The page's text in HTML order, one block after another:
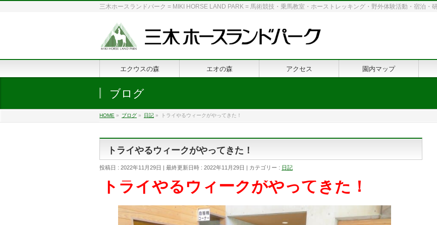
三木ホースランドパーク = MIKI HORSE LAND PARK = 馬術競技・乗馬教室・ホーストレッキング・野外体験活動・宿泊・
エクウスの森 エオの森 アクセス 園内マップ
ブログ
HOME » ブログ » 日記 » トライやるウィークがやってきた！
トライやるウィークがやってきた！
投稿日 : 2022年11月29日 最終更新日時 : 2022年11月29日 カテゴリー : 日記
トライやるウィークがやってきた！